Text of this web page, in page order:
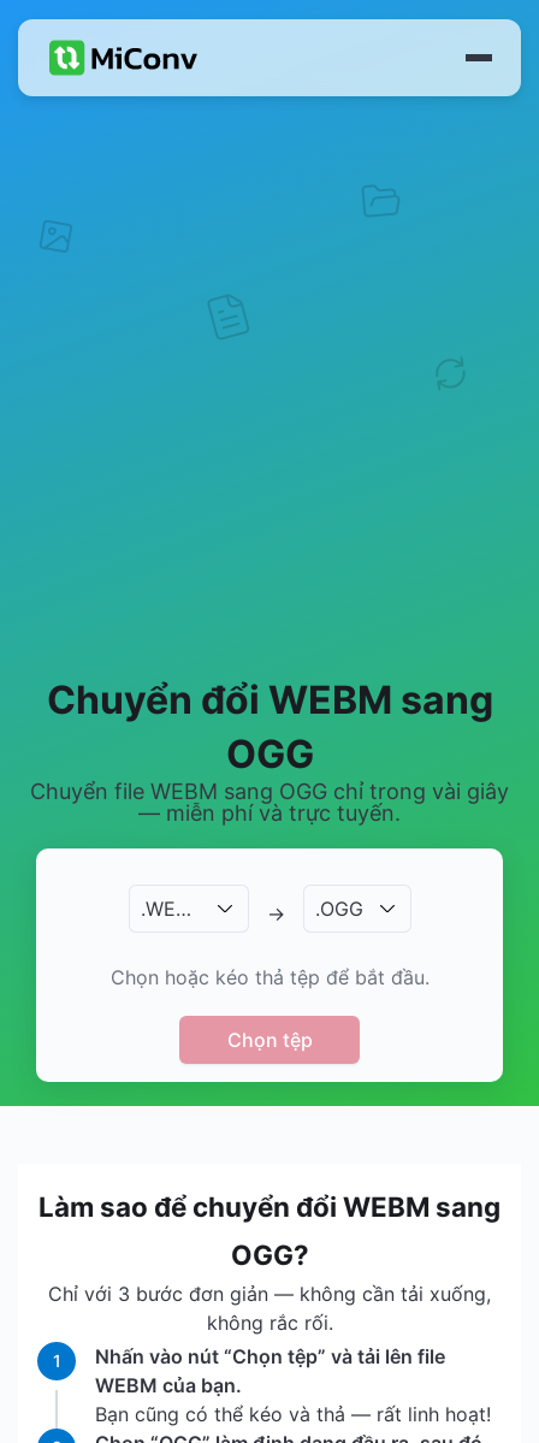
Chuyển đổi WEBM sang
OGG
Chuyển file WEBM sang OGG chỉ trong vài giây
— miễn phí và trực tuyến.
.WEBM → .OGG
Chọn hoặc kéo thả tệp để bắt đầu.
Chọn tệp
Làm sao để chuyển đổi WEBM sang
OGG?
Chỉ với 3 bước đơn giản — không cần tải xuống,
không rắc rối.
1
Nhấn vào nút “Chọn tệp” và tải lên file
WEBM của bạn.
Bạn cũng có thể kéo và thả — rất linh hoạt!